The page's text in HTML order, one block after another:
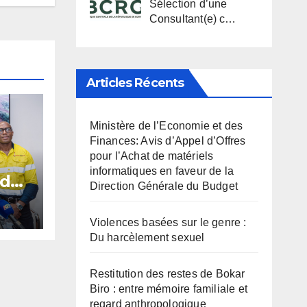
Sélection d’une
Consultant(e) c…
Articles Récents
Ministère de l’Economie et des
Finances: Avis d’Appel d’Offres
pour l’Achat de matériels
informatiques en faveur de la
Direction Générale du Budget
Violences basées sur le genre :
Du harcèlement sexuel
Restitution des restes de Bokar
Biro : entre mémoire familiale et
regard anthropologique